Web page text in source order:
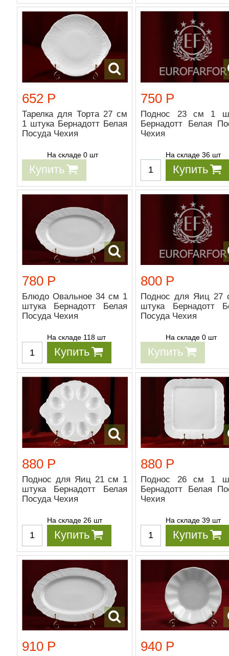
652 Р
Тарелка для Торта 27 см
1 штука Бернадотт Белая
Посуда Чехия
На складе 0 шт
Купить
750 Р
Поднос 23 см 1
Бернадотт Белая
Чехия
На складе 36 шт
Купить
780 Р
Блюдо Овальное 34 см 1
штука Бернадотт Белая
Посуда Чехия
На складе 118 шт
Купить
800 Р
Поднос для Яиц 27
штука Бернадотт
Посуда Чехия
На складе 0 шт
Купить
880 Р
Поднос для Яиц 21 см 1
штука Бернадотт Белая
Посуда Чехия
На складе 26 шт
Купить
880 Р
Поднос 26 см 1
Бернадотт Белая
Чехия
На складе 39 шт
Купить
910 Р 940 Р